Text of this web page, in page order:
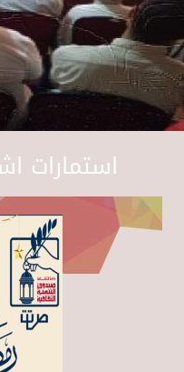
استمارات